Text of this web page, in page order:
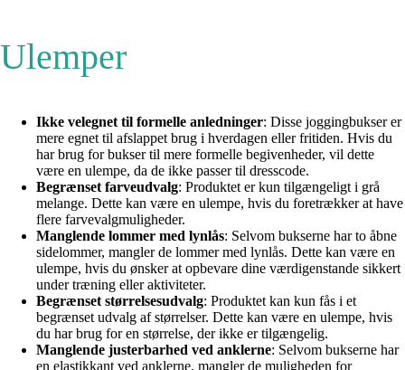
Ulemper
Ikke velegnet til formelle anledninger: Disse joggingbukser er
mere egnet til afslappet brug i hverdagen eller fritiden. Hvis du
har brug for bukser til mere formelle begivenheder, vil dette
være en ulempe, da de ikke passer til dresscode.
Begrænset farveudvalg: Produktet er kun tilgængeligt i grå
melange. Dette kan være en ulempe, hvis du foretrækker at have
flere farvevalgmuligheder.
Manglende lommer med lynlås: Selvom bukserne har to åbne
sidelommer, mangler de lommer med lynlås. Dette kan være en
ulempe, hvis du ønsker at opbevare dine værdigenstande sikkert
under træning eller aktiviteter.
Begrænset størrelsesudvalg: Produktet kan kun fås i et
begrænset udvalg af størrelser. Dette kan være en ulempe, hvis
du har brug for en størrelse, der ikke er tilgængelig.
Manglende justerbarhed ved anklerne: Selvom bukserne har
en elastikkant ved anklerne, mangler de muligheden for